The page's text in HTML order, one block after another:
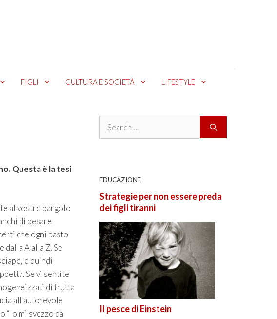
FIGLI CULTURA E SOCIETÀ LIFESTYLE
Questa è la tesi
al vostro pargolo
di pesare
che ogni pasto
A alla Z. Se
e quindi
Se vi sentite
di frutta
all’autorevole
“Io mi svezzo da
Search
EDUCAZIONE
Strategie per non essere preda
dei figli tiranni
Il pesce di Einstein